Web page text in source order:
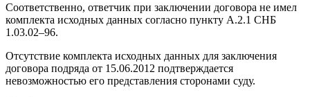
Соответственно, ответчик при заключении договора не имел
комплекта исходных данных согласно пункту А.2.1 СНБ
1.03.02–96.
Отсутствие комплекта исходных данных для заключения
договора подряда от 15.06.2012 подтверждается
невозможностью его представления сторонами суду.